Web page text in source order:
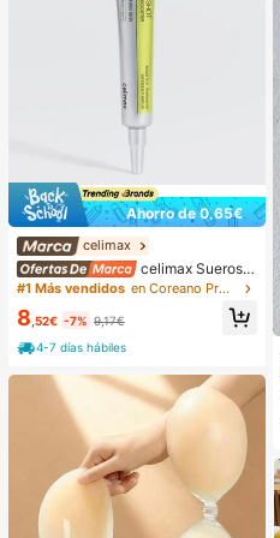
Ahorro de 0,65€
celimax
celimax Sueros y
tratamiento facial
#1 Más vendidos en Coreano Protección de la piel
8 ,52€ -7% 9,17€
4-7 días hábiles